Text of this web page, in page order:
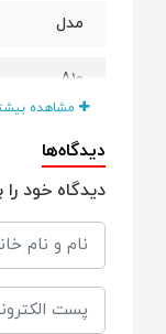
مدل
A10
وزن کالسکه
4.6 kg
کشور سازنده
چین
مشاهده
دیدگاه‌ها
دیدگاه خود